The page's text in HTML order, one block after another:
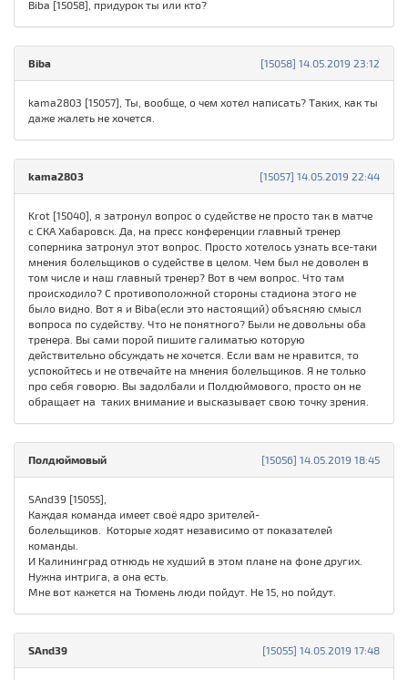
Biba [15058], придурок ты или кто?
[15058] 14.05.2019 23:12
Biba
kama2803 [15057], Ты, вообще, о чем хотел написать? Таких, как ты
даже жалеть не хочется.
[15057] 14.05.2019 22:44
kama2803
Krot [15040], я затронул вопрос о судействе не просто так в матче
с СКА Хабаровск. Да, на пресс конференции главный тренер
соперника затронул этот вопрос. Просто хотелось узнать все-таки
мнения болельщиков о судействе в целом. Чем был не доволен в
том числе и наш главный тренер? Вот в чем вопрос. Что там
происходило? С противоположной стороны стадиона этого не
было видно. Вот я и Biba(если это настоящий) объясняю смысл
вопроса по судейству. Что не понятного? Были не довольны оба
тренера. Вы сами порой пишите галиматью которую
действительно обсуждать не хочется. Если вам не нравится, то
успокойтесь и не отвечайте на мнения болельщиков. Я не только
про себя говорю. Вы задолбали и Полдюймового, просто он не
обращает на таких внимание и высказывает свою точку зрения.
[15056] 14.05.2019 18:45
Полдюймовый
SAnd39 [15055],
Каждая команда имеет своё ядро зрителей-
болельщиков. Которые ходят независимо от показателей
команды.
И Калининград отнюдь не худший в этом плане на фоне других.
Нужна интрига, а она есть.
Мне вот кажется на Тюмень люди пойдут. Не 15, но пойдут.
[15055] 14.05.2019 17:48
SAnd39